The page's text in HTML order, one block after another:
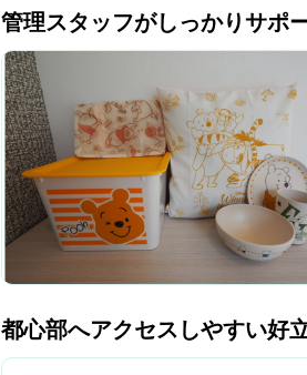
管理スタッフがしっかりサポ
都心部へアクセスしやすい好